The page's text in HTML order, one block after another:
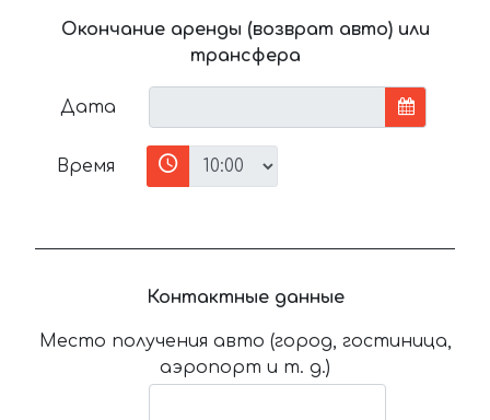
Окончание аренды (возврат авто) или
трансфера
Дата
Время
Контактные данные
Место получения авто (город, гостиница,
аэропорт и т. д.)